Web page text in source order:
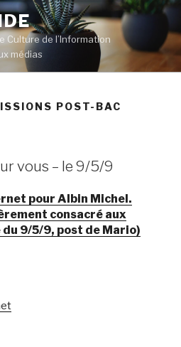
Culture de l’Information
médias
POST-BAC
vous – le 9/5/9
pour Albin Michel.
consacré aux
9/5/9, post de Mario)